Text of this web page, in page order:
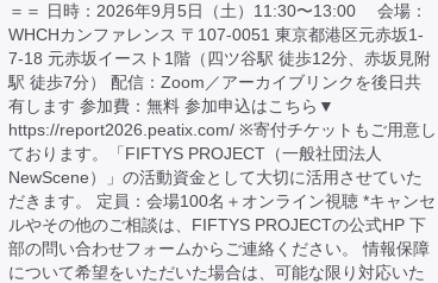
＝＝ 日時：2026年9月5日（土）11:30〜13:00 会場：
WHCHカンファレンス 〒107-0051 東京都港区元赤坂1-
7-18 元赤坂イースト1階（四ツ谷駅 徒歩12分、赤坂見附
駅 徒歩7分） 配信：Zoom／アーカイブリンクを後日共
有します 参加費：無料 参加申込はこちら▼
https://report2026.peatix.com/ ※寄付チケットもご用意し
ております。「FIFTYS PROJECT（一般社団法人
NewScene）」の活動資金として大切に活用させていた
だきます。 定員：会場100名＋オンライン視聴 *キャンセ
ルやその他のご相談は、FIFTYS PROJECTの公式HP 下
部の問い合わせフォームからご連絡ください。 情報保障
について希望をいただいた場合は、可能な限り対応いた